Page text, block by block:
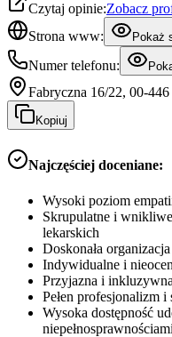
Czytaj opinie:Zobacz
Strona www:
Pokaż
Numer telefonu:
Fabryczna 16/22, 00-
Kopiuj
Najczęściej doceniane:
Wysoki poziom
Skrupulatne i
lekarskich
Doskonała
Indywidualne i
Przyjazna i
Pełen profesjonalizm
Wysoka dostępność
niepełnosprawnościami